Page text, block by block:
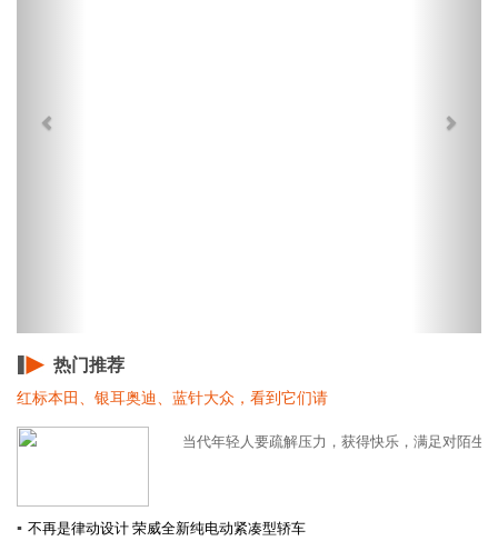
热门推荐
红标本田、银耳奥迪、蓝针大众，看到它们请
当代年轻人要疏解压力，获得快乐，满足对陌生
▪ 不再是律动设计 荣威全新纯电动紧凑型轿车